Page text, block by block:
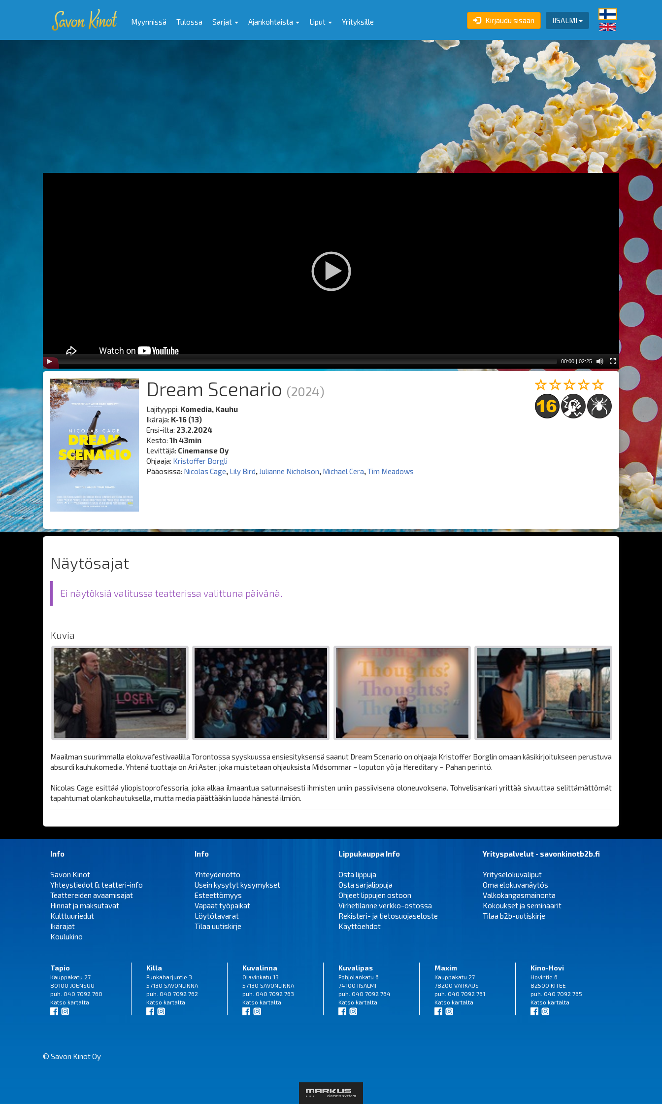
IISALMI
Kirjaudu sisään
Myynnissä Tulossa Sarjat Ajankohtaista Liput Yrityksille
00:00 | 02:25
Dream Scenario (2024)
Lajityyppi: Komedia, Kauhu
Ikäraja: K-16 (13)
Ensi-ilta: 23.2.2024
Kesto: 1h 43min
Levittäjä: Cinemanse Oy
Ohjaaja: Kristoffer Borgli
Pääosissa: Nicolas Cage, Lily Bird, Julianne Nicholson, Michael Cera,Tim Meadows
Näytösajat
Ei näytöksiä valitussa teatterissa valittuna päivänä.
Kuvia
Maailman suurimmalla elokuvafestivaalilla Torontossa syyskuussa ensiesityksensä saanut Dream Scenario on ohjaaja Kristoffer Borglin omaan käsikirjoitukseen perustuva
absurdi kauhukomedia. Yhtenä tuottaja on Ari Aster, joka muistetaan ohjauksista Midsommar – loputon yö ja Hereditary – Pahan perintö.
Nicolas Cage esittää yliopistoprofessoria, joka alkaa ilmaantua satunnaisesti ihmisten uniin passiivisena oloneuvoksena. Tohvelisankari yrittää sivuuttaa selittämättömät
tapahtumat olankohautuksella, mutta media päättääkin luoda hänestä ilmiön.
Info
Savon Kinot
Yhteystiedot & teatteri-info
Teattereiden avaamisajat
Hinnat ja maksutavat
Kulttuuriedut
Ikärajat
Koulukino
Info
Yhteydenotto
Usein kysytyt kysymykset
Esteettömyys
Vapaat työpaikat
Löytötavarat
Tilaa uutiskirje
Lippukauppa Info
Osta lippuja
Osta sarjalippuja
Ohjeet lippujen ostoon
Virhetilanne verkko-ostossa
Rekisteri- ja tietosuojaseloste
Käyttöehdot
Yrityspalvelut - savonkinotb2b.fi
Yrityselokuvaliput
Oma elokuvanäytös
Valkokangasmainonta
Kokoukset ja seminaarit
Tilaa b2b-uutiskirje
Tapio
Kauppakatu 27
80100 JOENSUU
puh. 040 7092 760
Katso kartalta
Killa
Punkaharjuntie 3
57130 SAVONLINNA
puh. 040 7092 762
Katso kartalta
Kuvalinna
Olavinkatu 13
57130 SAVONLINNA
puh. 040 7092 763
Katso kartalta
Kuvalipas
Pohjolankatu 6
74100 IISALMI
puh. 040 7092 764
Katso kartalta
Maxim
Kauppakatu 27
78200 VARKAUS
puh. 040 7092 761
Katso kartalta
Kino-Hovi
Hovintie 6
82500 KITEE
puh. 040 7092 765
Katso kartalta
© Savon Kinot Oy